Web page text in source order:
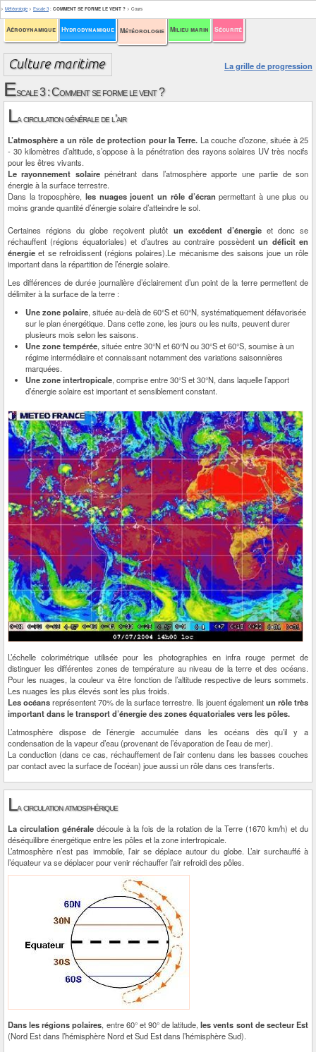
Aérodynamique Hydrodynamique Météorologie Milieu marin Sécurité
> Météorologie > Escale 3 : COMMENT SE FORME LE VENT ? > Cours
La grille de progression
Escale 3 : Comment se forme le vent ?
La circulation générale de l’air
L’atmosphère a un rôle de protection pour la Terre. La couche d’ozone, située à 25
- 30 kilomètres d’altitude, s’oppose à la pénétration des rayons solaires UV très nocifs
pour les êtres vivants.
Le rayonnement solairepénétrant dans l’atmosphère apporte une partie de son
énergie à la surface terrestre.
Dans la troposphère,les nuages jouent un rôle d’écranpermettant à une plus ou
moins grande quantité d’énergie solaire d’atteindre le sol.
Certaines régions du globe reçoivent plutôt un excédent d’énergie et donc se
réchauffent (régions équatoriales) et d’autres au contraire possèdentun déficit en
énergieet se refroidissent (régions polaires).Le mécanisme des saisons joue un rôle
important dans la répartition de l’énergie solaire.
Les différences de durée journalière d’éclairement d’un point de la terre permettent de
délimiter à la surface de la terre :
Une zone polaire, située au-delà de 60°S et 60°N, systématiquement défavorisée
sur le plan énergétique. Dans cette zone, les jours ou les nuits, peuvent durer
plusieurs mois selon les saisons.
Une zone tempérée, située entre 30°N et 60°N ou 30°S et 60°S, soumise à un
régime intermédiaire et connaissant notamment des variations saisonnières
marquées.
Une zone intertropicale, comprise entre 30°S et 30°N, dans laquelle l’apport
d’énergie solaire est important et sensiblement constant.
L’échelle colorimétrique utilisée pour les photographies en infra rouge permet de
distinguer les différentes zones de température au niveau de la terre et des océans.
Pour les nuages, la couleur va être fonction de l’altitude respective de leurs sommets.
Les nuages les plus élevés sont les plus froids.
Les océansreprésentent 70% de la surface terrestre. Ils jouent égalementun rôle très
important dans le transport d’énergie des zones équatoriales vers les pôles.
L’atmosphère dispose de l’énergie accumulée dans les océans dès qu’il y a
condensation de la vapeur d’eau (provenant de l’évaporation de l’eau de mer).
La conduction (dans ce cas, réchauffement de l’air contenu dans les basses couches
par contact avec la surface de l’océan) joue aussi un rôle dans ces transferts.
La circulation atmosphérique
La circulation générale découle à la fois de la rotation de la Terre (1670 km/h) et du
déséquilibre énergétique entre les pôles et la zone intertropicale.
L’atmosphère n’est pas immobile, l’air se déplace autour du globe. L’air surchauffé à
l’équateur va se déplacer pour venir réchauffer l’air refroidi des pôles.
Dans les régions polaires, entre 60° et 90° de latitude,les vents sont de secteur Est
(Nord Est dans l’hémisphère Nord et Sud Est dans l’hémisphère Sud).